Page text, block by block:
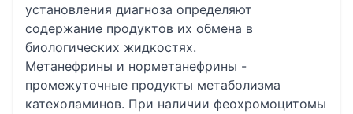
установления диагноза определяют
содержание продуктов их обмена в
биологических жидкостях.
Метанефрины и норметанефрины -
промежуточные продукты метаболизма
катехоламинов. При наличии феохромоцитомы